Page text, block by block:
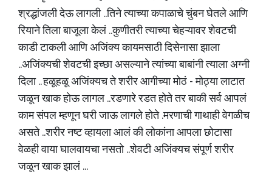
श्रद्धांजली देऊ लागली ..तिने त्याच्या कपाळाचे चुंबन घेतले आणि
रियाने तिला बाजूला केलं ..कुणीतरी त्याच्या चेहऱ्यावर शेवटची
काडी टाकली आणि अजिंक्य कायमसाठी दिसेनासा झाला
..अजिंक्यची शेवटची इच्छा असल्याने त्यांच्या बाबांनी त्याला अग्नी
दिला .. हळूहळू अजिंक्यच ते शरीर आगीच्या मोठं - मोठ्या लाटात
जळून खाक होऊ लागल ..रडणारे रडत होते तर बाकी सर्व आपलं
काम संपल म्हणून घरी जाऊ लागले होते .मरणाची गाथाही वेगळीच
असते ..शरीर नष्ट व्हायला आलं की लोकांना आपला छोटासा
वेळही वाया घालवायचा नसतो ..शेवटी अजिंक्यच संपूर्ण शरीर
जळून खाक झालं ...